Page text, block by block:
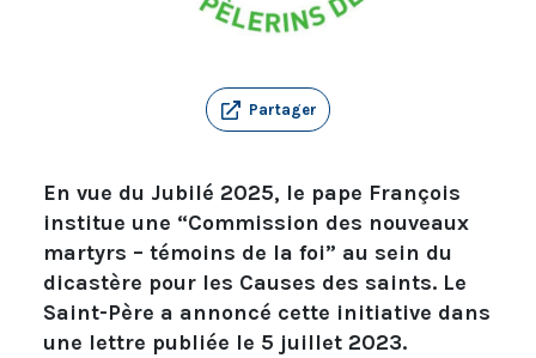
Partager
En vue du Jubilé 2025, le pape François
institue une “Commission des nouveaux
martyrs – témoins de la foi” au sein du
dicastère pour les Causes des saints. Le
Saint-Père a annoncé cette initiative dans
une lettre publiée le 5 juillet 2023.